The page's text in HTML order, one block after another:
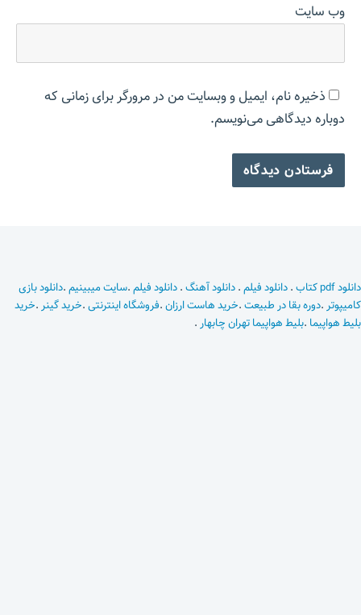
وب‌ سایت
ذخیره نام، ایمیل و وبسایت من در مرورگر برای زمانی که
دوباره دیدگاهی می‌نویسم.
دانلود pdf کتاب .دانلود فیلم.دانلود آهنگ.دانلود فیلم.سایت میبینیم.دانلود بازی
کامیپوتر .دوره بقا در طبیعت.خرید هاست ارزان.فروشگاه اینترنتی.خرید گینر .خرید
بلیط هواپیما .بلیط هواپیما تهران چابهار .